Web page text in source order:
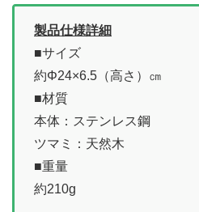
製品仕様詳細
■サイズ
約Φ24×6.5（高さ）㎝
■材質
本体：ステンレス鋼
ツマミ：天然木
■重量
約210g